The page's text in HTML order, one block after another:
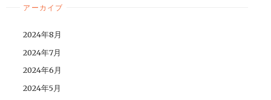
アーカイブ
2024年8月
2024年7月
2024年6月
2024年5月